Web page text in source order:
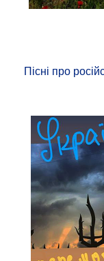
Пісні про